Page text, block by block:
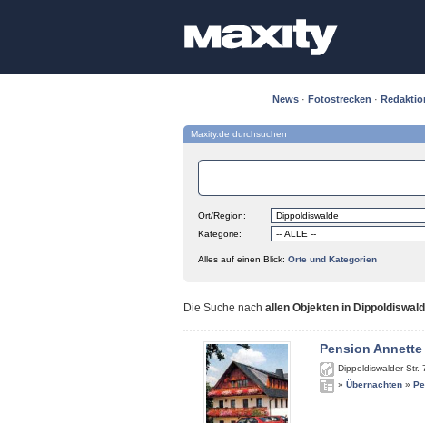
News · Fotostrecken ·
Maxity.de durchsuchen
Ort/Region:
Kategorie:
Alles auf einen Blick: Orte und Kategorien
Die Suche nach allen Objekten in
Pension Annette
Dippoldiswalder Str.
» Übernachten »